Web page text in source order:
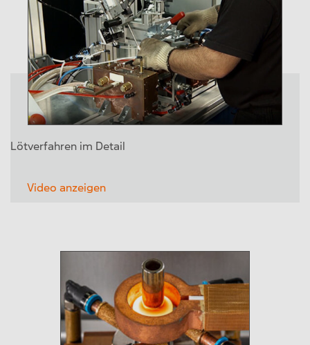
Lötverfahren im Detail
Video anzeigen